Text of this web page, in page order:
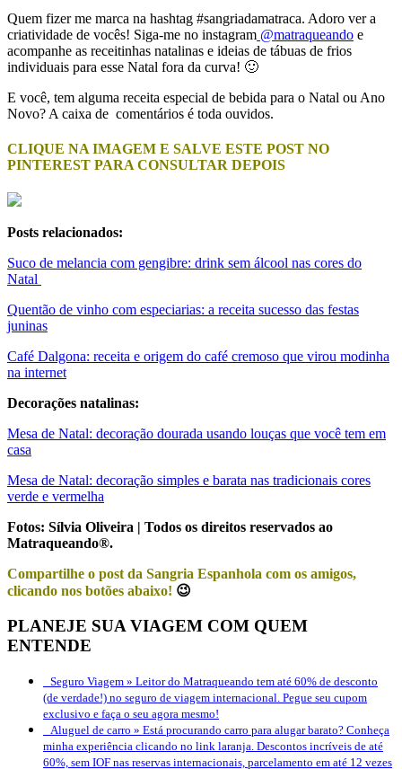
Quem fizer me marca na hashtag #sangriadamatraca. Adoro ver a
criatividade de vocês! Siga-me no instagram @matraqueando e
acompanhe as receitinhas natalinas e ideias de tábuas de frios
individuais para esse Natal fora da curva! 🙂
E você, tem alguma receita especial de bebida para o Natal ou Ano
Novo? A caixa de comentários é toda ouvidos.
CLIQUE NA IMAGEM E SALVE ESTE POST NO
PINTEREST PARA CONSULTAR DEPOIS
Posts relacionados:
Suco de melancia com gengibre: drink sem álcool nas cores do
Natal
Quentão de vinho com especiarias: a receita sucesso das festas
juninas
Café Dalgona: receita e origem do café cremoso que virou modinha
na internet
Decorações natalinas:
Mesa de Natal: decoração dourada usando louças que você tem em
casa
Mesa de Natal: decoração simples e barata nas tradicionais cores
verde e vermelha
Fotos: Sílvia Oliveira | Todos os direitos reservados ao
Matraqueando®.
Compartilhe o post da Sangria Espanhola com os amigos,
clicando nos botões abaixo! 😉
PLANEJE SUA VIAGEM COM QUEM
ENTENDE
Seguro Viagem » Leitor do Matraqueando tem até 60% de desconto
(de verdade!) no seguro de viagem internacional. Pegue seu cupom
exclusivo e faça o seu agora mesmo!
Aluguel de carro » Está procurando carro para alugar barato? Conheça
minha experiência clicando no link laranja. Descontos incríveis de até
60%, sem IOF nas reservas internacionais, parcelamento em até 12 vezes